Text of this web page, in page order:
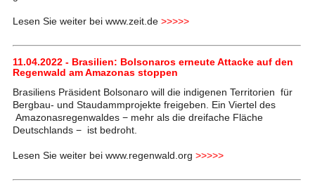
Lesen Sie weiter bei www.zeit.de >>>>>
11.04.2022 - Brasilien: Bolsonaros erneute Attacke auf den
Regenwald am Amazonas stoppen
Brasiliens Präsident Bolsonaro will die indigenen Territorien für
Bergbau- und Staudammprojekte freigeben. Ein Viertel des
Amazonasregenwaldes − mehr als die dreifache Fläche
Deutschlands − ist bedroht.
Lesen Sie weiter bei www.regenwald.org >>>>>